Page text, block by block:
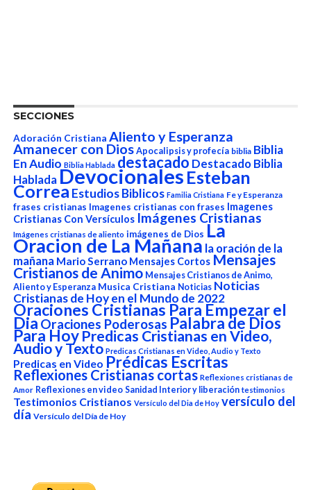
SECCIONES
Adoración Cristiana Aliento y Esperanza
Amanecer con Dios Apocalipsis y profecía biblia Biblia
En Audio Biblia Hablada destacado Destacado Biblia
HabladaDevocionalesEsteban
Correa Estudios Biblicos Familia Cristiana Fe y Esperanza
frases cristianas Imagenes cristianas con frases Imagenes
Cristianas Con Versículos Imágenes Cristianas
Imágenes cristianas de aliento imágenes de Dios La
Oracion de La Mañana la oración de la
mañana Mario Serrano Mensajes Cortos Mensajes
Cristianos de Animo Mensajes Cristianos de Animo,
Aliento y Esperanza Musica Cristiana Noticias Noticias
Cristianas de Hoy en el Mundo de 2022
Oraciones Cristianas Para Empezar el
Dia Oraciones Poderosas Palabra de Dios
Para Hoy Predicas Cristianas en Video,
Audio y Texto Predicas Cristianas en Video, Audio y Texto
Predicas en Video Prédicas Escritas
Reflexiones Cristianas cortas Reflexiones cristianas de
Amor Reflexiones en video Sanidad Interior y liberación testimonios
Testimonios Cristianos Versículo del Dia de Hoy versículo del
día Versículo del Día de Hoy